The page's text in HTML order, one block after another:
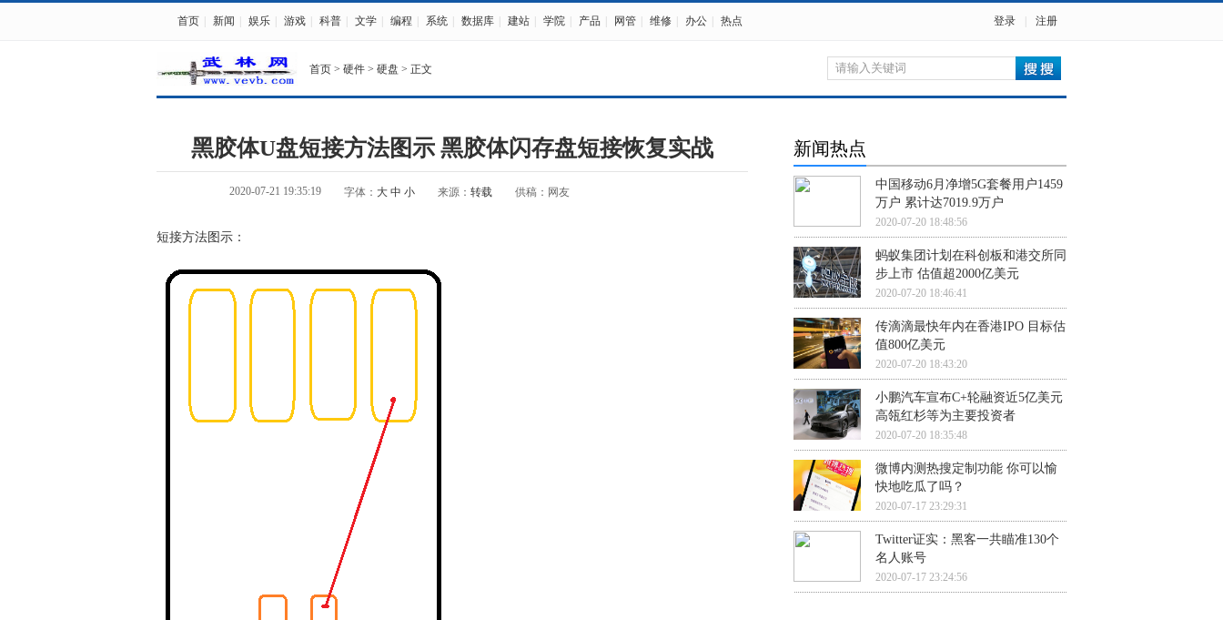
首页 新闻 娱乐 游戏 科普 文学 编程 系统 数据库 建站 学院 产品 网管 维修 办公 热点 登录 注册
首页 > 硬件 > 硬盘 > 正文
黑胶体U盘短接方法图示 黑胶体闪存盘短接恢复实战
2020-07-21 19:35:19 字体： 大 中 小 来源： 转载 供稿：网友
短接方法图示：
新闻热点
中国移动6月净增5G套餐用户1459
万户 累计达7019.9万户
2020-07-20 18:48:56
蚂蚁集团计划在科创板和港交所同
步上市 估值超2000亿美元
2020-07-20 18:46:41
传滴滴最快年内在香港IPO 目标估
值800亿美元
2020-07-20 18:43:20
小鹏汽车宣布C+轮融资近5亿美元
高瓴红杉等为主要投资者
2020-07-20 18:35:48
微博内测热搜定制功能 你可以愉
快地吃瓜了吗？
2020-07-17 23:29:31
Twitter证实：黑客一共瞄准130个
名人账号
2020-07-17 23:24:56